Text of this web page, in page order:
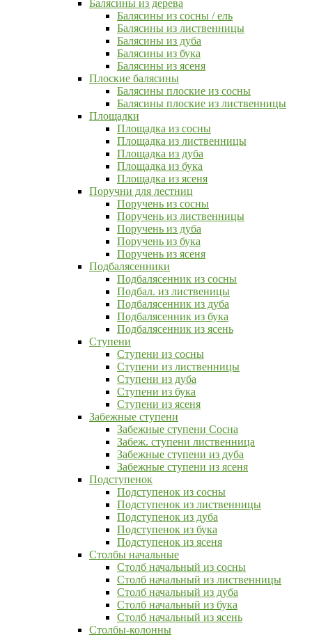
Балясины из дерева
Балясины из сосны / ель
Балясины из лиственницы
Балясины из дуба
Балясины из бука
Балясины из ясеня
Плоские балясины
Балясины плоские из сосны
Балясины плоские из лиственницы
Площадки
Площадка из сосны
Площадка из лиственницы
Площадка из дуба
Площадка из бука
Площадка из ясеня
Поручни для лестниц
Поручень из сосны
Поручень из лиственницы
Поручень из дуба
Поручень из бука
Поручень из ясеня
Подбалясенники
Подбалясенник из сосны
Подбал. из лиственицы
Подбалясенник из дуба
Подбалясенник из бука
Подбалясенник из ясень
Ступени
Ступени из сосны
Ступени из лиственницы
Ступени из дуба
Ступени из бука
Ступени из ясеня
Забежные ступени
Забежные ступени Сосна
Забеж. ступени лиственница
Забежные ступени из дуба
Забежные ступени из ясеня
Подступенок
Подступенок из сосны
Подступенок из лиственницы
Подступенок из дуба
Подступенок из бука
Подступенок из ясеня
Столбы начальные
Столб начальный из сосны
Столб начальный из лиственницы
Столб начальный из дуба
Столб начальный из бука
Столб начальный из ясень
Столбы-колонны